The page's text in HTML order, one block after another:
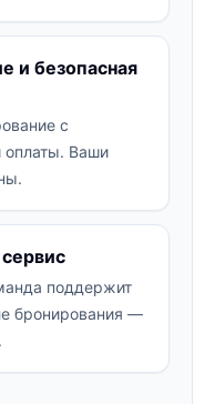
и безопасная
с
оплаты. Ваши
поддержит
бронирования —